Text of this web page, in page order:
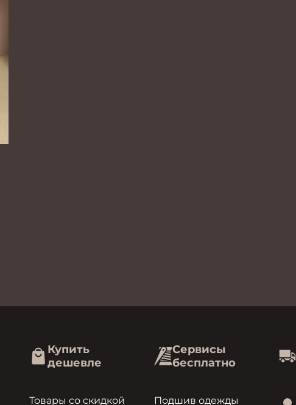
Купить
дешевле
Товары со скидкой
Сервисы
бесплатно
Подшив одежды